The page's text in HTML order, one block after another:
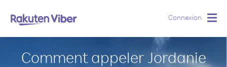
Connexion
Comment appeler Jordanie